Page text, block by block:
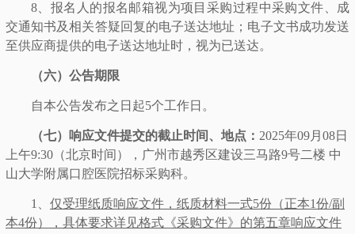
8、报名人的报名邮箱视为项目采购过程中采购文件、成
交通知书及相关答疑回复的电子送达地址；电子文书成功发送
至供应商提供的电子送达地址时，视为已送达。
（六）公告期限
自本公告发布之日起5个工作日。
（七）响应文件提交的截止时间、地点： 2025年09月08日
上午9:30 （北京时间 ）， 广州市越秀区建设三马路9号二楼 中
山大学附属口腔医院招标采购科。
1、 仅受理纸质响应文件，纸质材料一式5份（正本1份/副
本4份），具体要求详见格式《采购文件》的第五章响应文件